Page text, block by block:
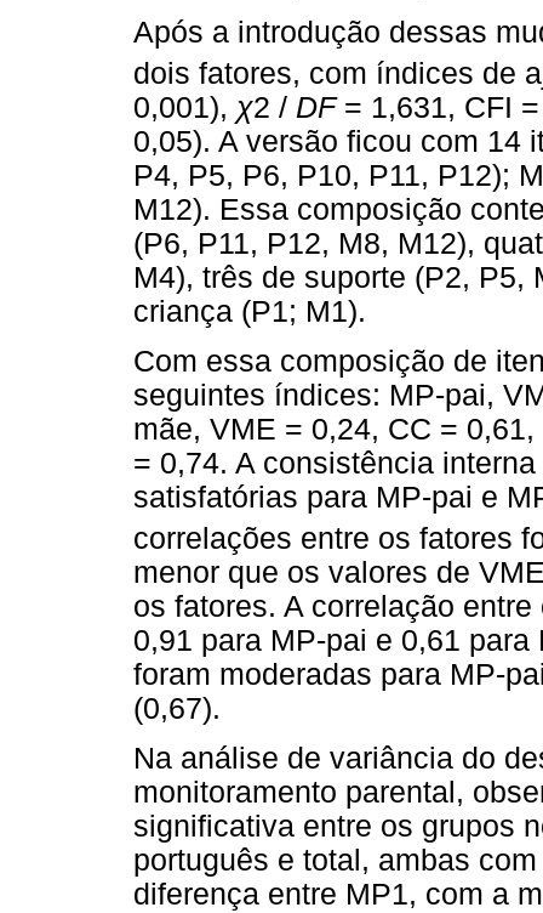
Após a introdução dessas
dois fatores, com índices de
0,001), χ2 / DF= 1,631, CFI
0,05). A versão ficou com 14
P4, P5, P6, P10, P11, P12);
M12). Essa composição
(P6, P11, P12, M8, M12),
M4), três de suporte (P2, P5,
criança (P1; M1).
Com essa composição de
seguintes índices: MP-pai,
mãe, VME = 0,24, CC =
= 0,74. A consistência
satisfatórias para MP-pai e
correlações entre os fatores
menor que os valores de
os fatores. A correlação
0,91 para MP-pai e 0,61
foram moderadas para MP-
(0,67).
Na análise de variância do
monitoramento parental,
significativa entre os grupos
português e total, ambas
diferença entre MP1, com a